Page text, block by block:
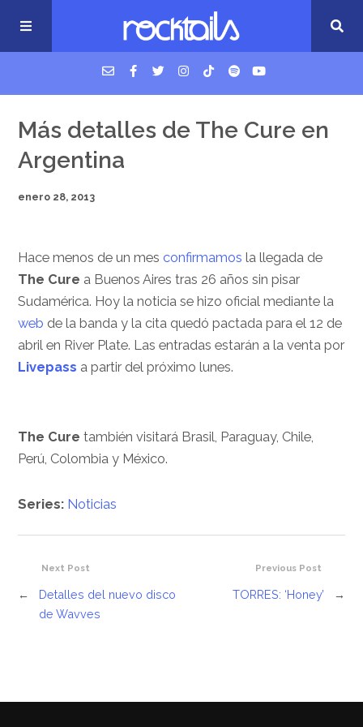
USM Podcast
Cigarrillos en la cama
Más detalles de The Cure en
Argentina
enero 28, 2013
Hace menos de un mesconfirmamos la llegada de
The Cure a Buenos Aires tras 26 años sin pisar
Sudamérica. Hoy la noticia se hizo oficial mediante la
web de la banda y la cita quedó pactada para el 12 de
abril en River Plate. Las entradas estarán a la venta por
Livepass a partir del próximo lunes.
The Cure también visitará Brasil, Paraguay, Chile,
Perú, Colombia y México.
Series: Noticias
Previous Post
TORRES: ‘Honey’ →
Next Post
←
Detalles del nuevo disco
de Wavves